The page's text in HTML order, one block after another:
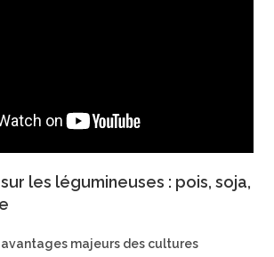
les légumineuses : pois, soja,
avantages majeurs des cultures